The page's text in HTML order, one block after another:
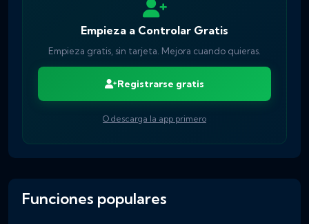
Empieza a Controlar Gratis
Empieza gratis, sin tarjeta. Mejora cuando quieras.
Registrarse gratis
O descarga la app primero
Funciones populares